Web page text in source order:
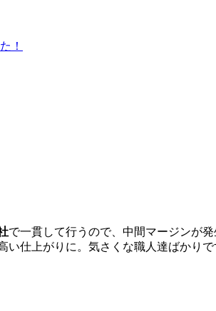
！
で一貫して行うので、中間マージンが
い仕上がりに。気さくな職人達ばかり